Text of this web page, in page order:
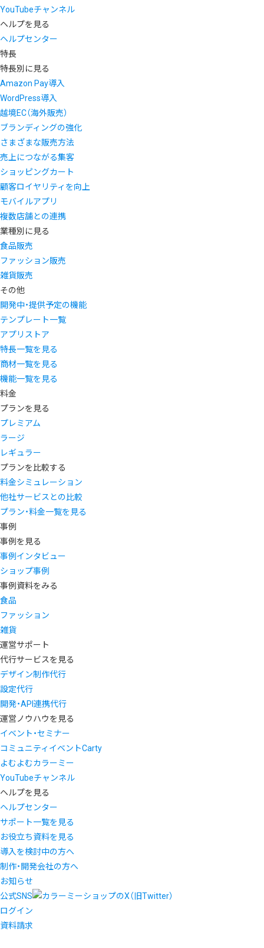
YouTubeチャンネル
ヘルプを見る
ヘルプセンター
特長
特長別に見る
Amazon Pay導入
WordPress導入
越境EC（海外販売）
ブランディングの強化
さまざまな販売方法
売上につながる集客
ショッピングカート
顧客ロイヤリティを向上
モバイルアプリ
複数店舗との連携
業種別に見る
食品販売
ファッション販売
雑貨販売
その他
開発中・提供予定の機能
テンプレート一覧
アプリストア
特長一覧を見る
商材一覧を見る
機能一覧を見る
料金
プランを見る
プレミアム
ラージ
レギュラー
プランを比較する
料金シミュレーション
他社サービスとの比較
プラン・料金一覧を見る
事例
事例を見る
事例インタビュー
ショップ事例
事例資料をみる
食品
ファッション
雑貨
運営サポート
代行サービスを見る
デザイン制作代行
設定代行
開発・API連携代行
運営ノウハウを見る
イベント・セミナー
コミュニティイベントCarty
よむよむカラーミー
YouTubeチャンネル
ヘルプを見る
ヘルプセンター
サポート一覧を見る
お役立ち資料を見る
導入を検討中の方へ
制作・開発会社の方へ
お知らせ
公式SNS
ログイン
資料請求